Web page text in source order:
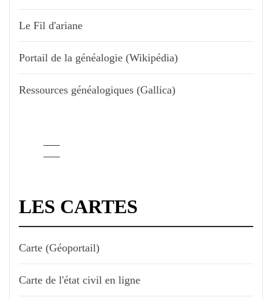
Le Fil d'ariane
Portail de la généalogie (Wikipédia)
Ressources généalogiques (Gallica)
LES CARTES
Carte (Géoportail)
Carte de l'état civil en ligne